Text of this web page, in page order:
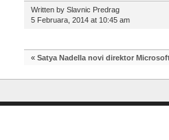
Written by Slavnic Predrag
5 Februara, 2014 at 10:45 am
« Satya Nadella novi direktor